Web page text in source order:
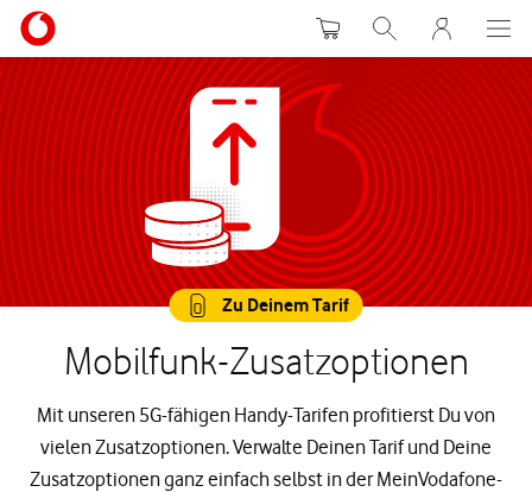
WarenkorbSuche MeinVodafone
Zu Deinem Tarif
Mobilfunk-Zusatzoptionen
Mit unseren 5G-fähigen Handy-Tarifen profitierst Du von
vielen Zusatzoptionen. Verwalte Deinen Tarif und Deine
Zusatzoptionen ganz einfach selbst in der MeinVodafone-